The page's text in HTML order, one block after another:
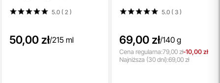
Pomarańcza 215 ml
5.0 ( 2 )
50,00 zł/215 ml
5.0 ( 3)
69,00 zł/140 g
Cena regularna:79,00 zł-10,00 zł
Najniższa (30 dni):69,00 zł